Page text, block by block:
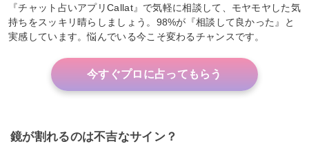
『チャット占いアプリCallat』で気軽に相談して、モヤモヤした気
持ちをスッキリ晴らしましょう。98%が『相談して良かった』と
実感しています。悩んでいる今こそ変わるチャンスです。
今すぐプロに占ってもらう
鏡が割れるのは不吉なサイン？